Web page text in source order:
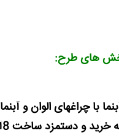
های طرح:
با چراغهای الوان و
ساخت 8آلاچیق 13متری با سایبان